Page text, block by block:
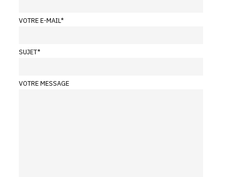
VOTRE E-MAIL*
SUJET*
VOTRE MESSAGE